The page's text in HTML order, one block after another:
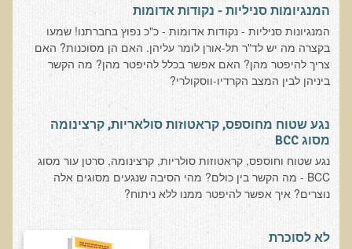
בדיקות למחסורים תזונתיים, בדיקות ויטמינים
בדיקות לקזיאו-מורפינים וגלוטיאו-מורפינים
שאלות ותשובות למעבדה
דפי מידע
רשימת משאבים לפציינט
רשימת תוצרת מרוססת
רשימת מאכלים המכילים חומצה אוקסלית
דף כספית
המנגיומות סניליות - נקודות אדומות
המנגיונות סניליות - נקודות אדומות - כ"כ נפוץ בחברתנו! שמעו
בקצרה מה יש לד"ר תל-אורן לומר עליהן. האם הן מסוכנות? האם
צריך להיפטר מהן? האם אפשר בכלל להיפטר מהן? מה הקשר
ביניהן לבין המצב הקרדיו-ווסקולרי?
נגע שטוח מחוספס, קראטוזות סולאריות, קרצינומה
מסוג BCC
נגע שטוח וחוספס, קראטוזות סולריות, קרצינומה, סרטן עור מסוג
BCC - מה הקשר בין כולם? מהי הסיבה שנגעים מסוגים אלה
נוצרים? איך אפשר להיפטר ממנו ללא ניתוח?
לא לסוכרת